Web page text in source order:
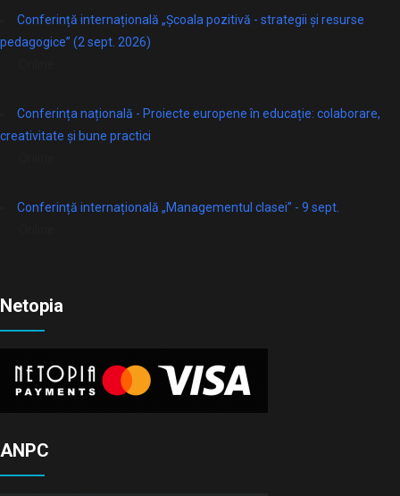
Conferință internațională „Școala pozitivă - strategii și resurse
pedagogice” (2 sept. 2026)
Conferința națională - Proiecte europene în educație: colaborare,
creativitate și bune practici
Conferință internațională „Managementul clasei” - 9 sept.
Netopia
ANPC